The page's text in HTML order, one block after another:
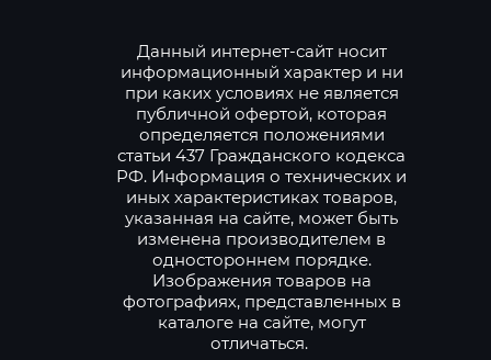
Данный интернет-сайт носит
информационный характер и ни
при каких условиях не является
публичной офертой, которая
определяется положениями
статьи 437 Гражданского кодекса
РФ. Информация о технических и
иных характеристиках товаров,
указанная на сайте, может быть
изменена производителем в
одностороннем порядке.
Изображения товаров на
фотографиях, представленных в
каталоге на сайте, могут
отличаться.